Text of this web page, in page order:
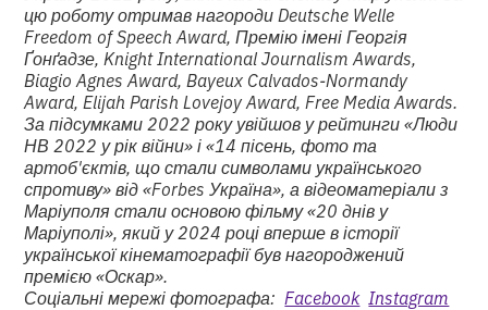
цю роботу отримав нагороди Deutsche Welle
Freedom of Speech Award, Премію імені Георгія
Ґонґадзе, Knight International Journalism Awards,
Biagio Agnes Award, Bayeux Calvados-Normandy
Award, Elijah Parish Lovejoy Award, Free Media Awards.
За підсумками 2022 року увійшов у рейтинги «Люди
НВ 2022 у рік війни» і «14 пісень, фото та
артоб'єктів, що стали символами українського
спротиву» від «Forbes Україна», а відеоматеріали з
Маріуполя стали основою фільму «20 днів у
Маріуполі», який у 2024 році вперше в історії
української кінематографії був нагороджений
премією «Оскар».
Соціальні мережі фотографа:Facebook Instagram